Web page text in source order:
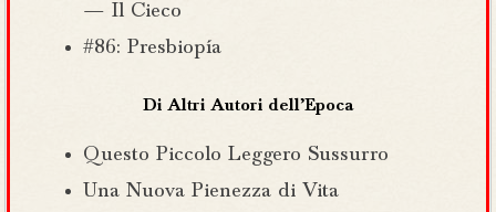
— Il Cieco
#86: Presbiopía
Di Altri Autori dell’Epoca
Questo Piccolo Leggero Sussurro
Una Nuova Pienezza di Vita